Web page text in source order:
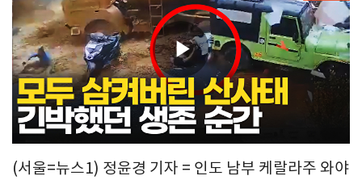
Play
Video
(서울=뉴스1) 정윤경 기자 = 인도 남부 케랄라주 와야